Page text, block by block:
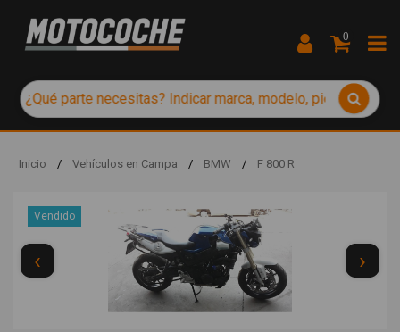
0
Inicio / Vehículos en Campa / BMW / F 800 R
Vendido
‹ ›